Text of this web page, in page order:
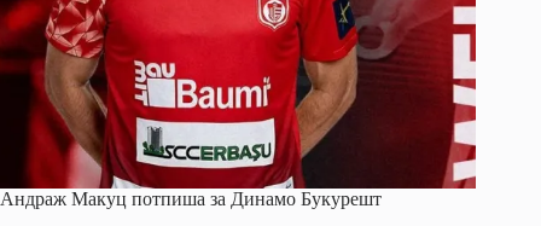
Андраж Макуц потпиша за Динамо Букурешт